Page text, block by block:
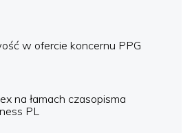
w ofercie koncernu PPG
na łamach czasopisma
PL